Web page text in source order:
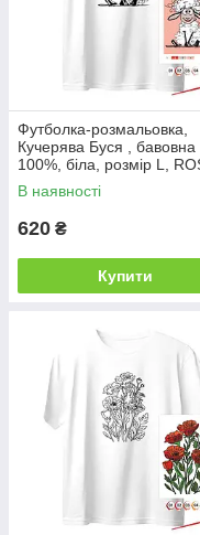
Футболка-розмальовка,
Кучерява Буся , бавовна
100%, біла, розмір L,
Talent
В наявності
620 ₴
Купити